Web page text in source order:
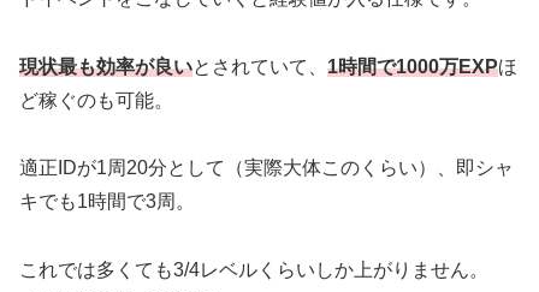
現状最も効率が良いとされていて、 1時間で1000万EXPほ
ど稼ぐのも可能。
適正IDが1周20分として（実際大体このくらい）、即シャ
キでも1時間で3周。
これでは多くても3/4レベルくらいしか上がりません。